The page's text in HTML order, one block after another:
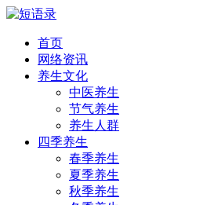
首页
网络资讯
养生文化
中医养生
节气养生
养生人群
四季养生
春季养生
夏季养生
秋季养生